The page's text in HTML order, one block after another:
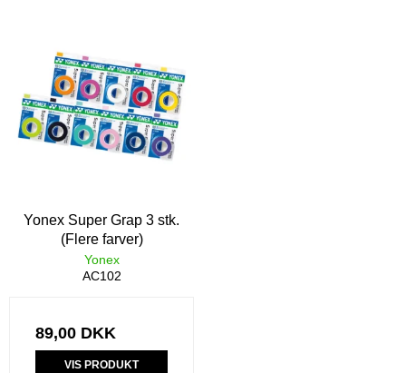
Yonex Super Grap 3 stk.
(Flere farver)
Yonex
AC102
89,00 DKK
VIS PRODUKT